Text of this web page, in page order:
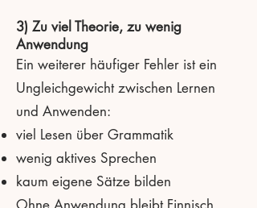
3) Zu viel Theorie, zu wenig
Anwendung
Ein weiterer häufiger Fehler ist ein
Ungleichgewicht zwischen Lernen
und Anwenden:
viel Lesen über Grammatik
wenig aktives Sprechen
kaum eigene Sätze bilden
Ohne Anwendung bleibt Finnisch